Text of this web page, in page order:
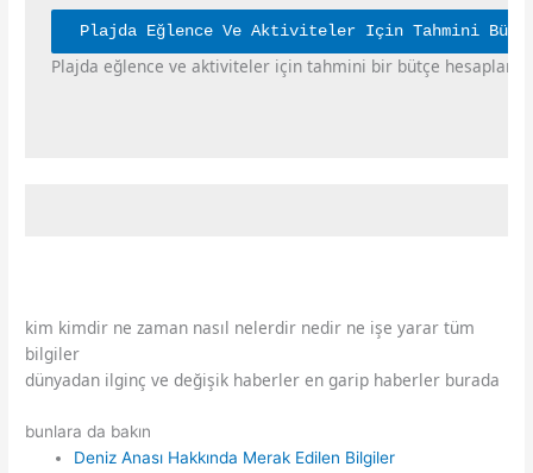
Plajda Eğlence Ve Aktiviteler Için Tahmini Bütçe
Plajda eğlence ve aktiviteler için tahmini bir bütçe
kim kimdir ne zaman nasıl nelerdir nedir ne işe yarar tüm
bilgiler
dünyadan ilginç ve değişik haberler en garip haberler burada
bunlara da bakın
Deniz Anası Hakkında Merak Edilen Bilgiler